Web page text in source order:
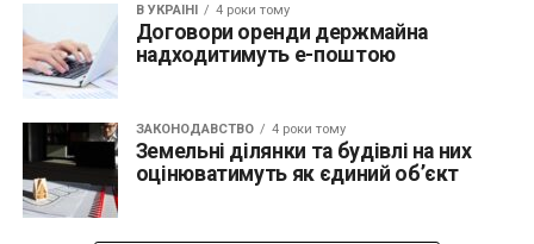
В УКРАЇНІ 4 роки тому
Договори оренди держмайна
надходитимуть е-поштою
ЗАКОНОДАВСТВО 4 роки тому
Земельні ділянки та будівлі на них
оцінюватимуть як єдиний об’єкт